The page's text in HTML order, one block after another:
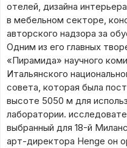
отелей, дизайна
в мебельном секторе,
авторского надзора за
Одним из его главных
«Пирамида» научного
Итальянского
совета, которая была
высоте 5050 м для
лаборатории.
выбранный для 18-й
арт-директора Henge он